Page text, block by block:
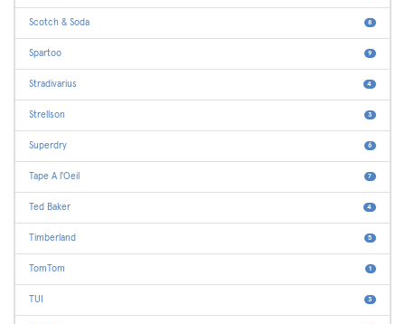
Scotch & Soda 8
Spartoo 9
Stradivarius 4
Strellson 3
Superdry 6
Tape A l'Oeil 7
Ted Baker 4
Timberland 5
TomTom 1
TUI 3